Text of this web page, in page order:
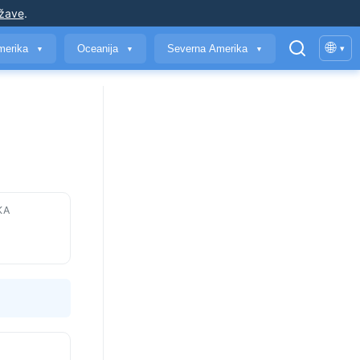
.
▼ Oceanija ▼ Severna Amerika ▼ 🌐 ▾